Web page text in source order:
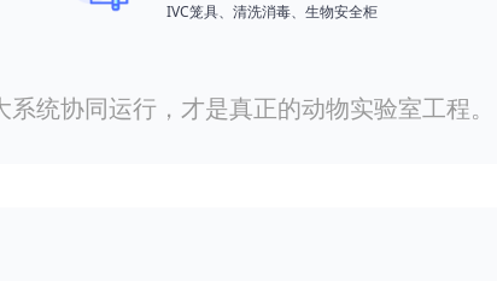
系统协同运行，才是真正的动物实验室工程。
IVC笼具、清洗消毒、生物安全柜